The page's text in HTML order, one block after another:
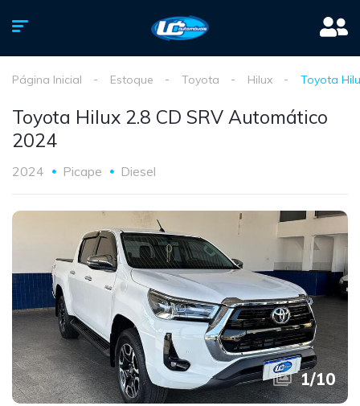
Página Inicial Estoque Toyota Hilux Toyota
Toyota Hilux 2.8 CD SRV Automático
2024
2024 Picape Diesel
1/10